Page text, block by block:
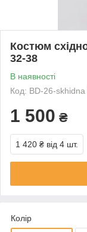
Костюм
32-38
В наявності
Код: BD-26-
1 500 ₴
1 420 ₴ від 4 шт.
Колір